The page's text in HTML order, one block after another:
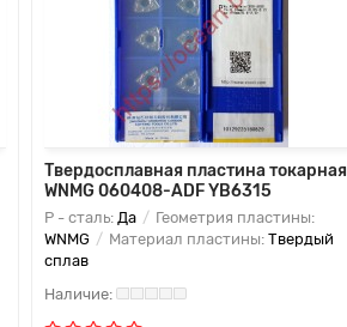
Твердосплавная пластина токарная
WNMG 060408-ADF YB6315
P - сталь: Да
Геометрия пластины:
WNMG
Материал пластины: Твердый
сплав